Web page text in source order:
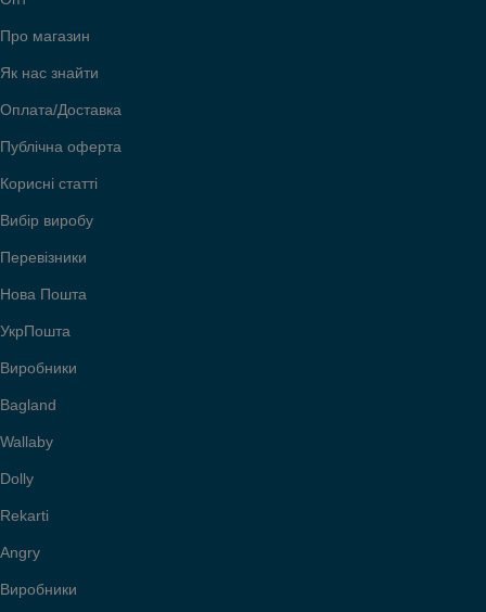
Про магазин
Як нас знайти
Оплата/Доставка
Публічна оферта
Корисні статті
Вибір виробу
Перевізники
Нова Пошта
УкрПошта
Виробники
Bagland
Wallaby
Dolly
Rekarti
Angry
Виробники